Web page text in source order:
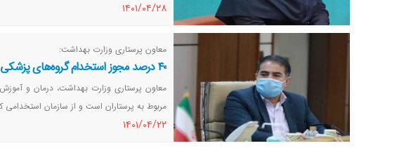
١٤٠١/٠٤/٢٨
معاون پرستاری وزارت بهداشت:
۴۰ درصد مجوز استخدام گروه‌های پزشکی مربوط به پرستاران است
مربوط به پرستاران است و از سازمان
١٤٠١/٠٤/٢٢